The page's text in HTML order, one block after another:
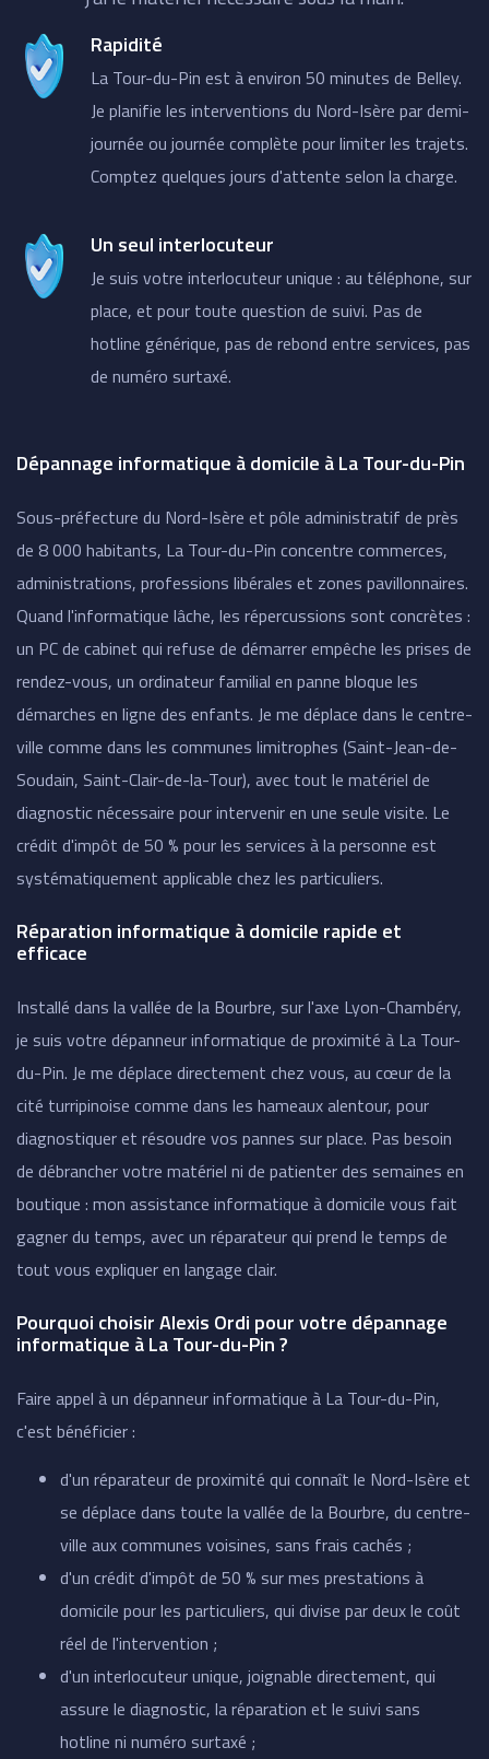
Rapidité
La Tour-du-Pin est à environ 50 minutes de Belley.
Je planifie les interventions du Nord-Isère par demi-
journée ou journée complète pour limiter les trajets.
Comptez quelques jours d'attente selon la charge.
Un seul interlocuteur
Je suis votre interlocuteur unique : au téléphone, sur
place, et pour toute question de suivi. Pas de
hotline générique, pas de rebond entre services, pas
de numéro surtaxé.
Dépannage informatique à domicile à La Tour-du-Pin
Sous-préfecture du Nord-Isère et pôle administratif de près
de 8 000 habitants, La Tour-du-Pin concentre commerces,
administrations, professions libérales et zones pavillonnaires.
Quand l'informatique lâche, les répercussions sont concrètes :
un PC de cabinet qui refuse de démarrer empêche les prises de
rendez-vous, un ordinateur familial en panne bloque les
démarches en ligne des enfants. Je me déplace dans le centre-
ville comme dans les communes limitrophes (Saint-Jean-de-
Soudain, Saint-Clair-de-la-Tour), avec tout le matériel de
diagnostic nécessaire pour intervenir en une seule visite. Le
crédit d'impôt de 50 % pour les services à la personne est
systématiquement applicable chez les particuliers.
Réparation informatique à domicile rapide et
efficace
Installé dans la vallée de la Bourbre, sur l'axe Lyon-Chambéry,
je suis votre dépanneur informatique de proximité à La Tour-
du-Pin. Je me déplace directement chez vous, au cœur de la
cité turripinoise comme dans les hameaux alentour, pour
diagnostiquer et résoudre vos pannes sur place. Pas besoin
de débrancher votre matériel ni de patienter des semaines en
boutique : mon assistance informatique à domicile vous fait
gagner du temps, avec un réparateur qui prend le temps de
tout vous expliquer en langage clair.
Pourquoi choisir Alexis Ordi pour votre dépannage
informatique à La Tour-du-Pin ?
Faire appel à un dépanneur informatique à La Tour-du-Pin,
c'est bénéficier :
d'un réparateur de proximité qui connaît le Nord-Isère et
se déplace dans toute la vallée de la Bourbre, du centre-
ville aux communes voisines, sans frais cachés ;
d'un crédit d'impôt de 50 % sur mes prestations à
domicile pour les particuliers, qui divise par deux le coût
réel de l'intervention ;
d'un interlocuteur unique, joignable directement, qui
assure le diagnostic, la réparation et le suivi sans
hotline ni numéro surtaxé ;